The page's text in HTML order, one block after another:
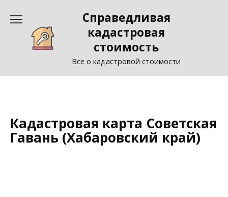
содержанию
Справедливая
кадастровая
стоимость
Все о кадастровой стоимости
Кадастровая карта Советская
Гавань (Хабаровский край)